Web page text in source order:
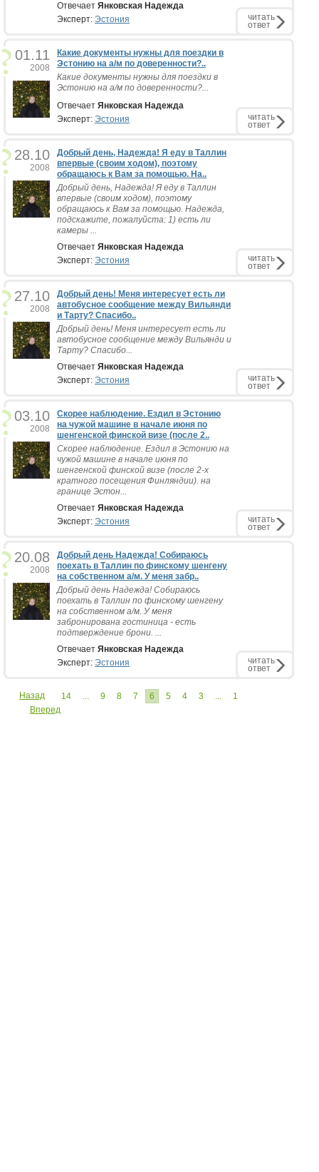
Отвечает Янковская Надежда
Эксперт: Эстония читать
ответ
01.11
2008
Какие документы нужны для поездки в
Эстонию на а/м по доверенности?..
Какие документы нужны для поездки в
Эстонию на а/м по доверенности?...
Отвечает Янковская Надежда
Эксперт: Эстония читать
ответ
28.10
2008
Добрый день, Надежда! Я еду в Таллин
впервые (своим ходом), поэтому
обращаюсь к Вам за помощью. На..
Добрый день, Надежда! Я еду в Таллин
впервые (своим ходом), поэтому
обращаюсь к Вам за помощью. Надежда,
подскажите, пожалуйста: 1) есть ли
камеры ...
Отвечает Янковская Надежда
Эксперт: Эстония читать
ответ
27.10
2008
Добрый день! Меня интересует есть ли
автобусное сообщение между Вильянди
и Тарту? Спасибо..
Добрый день! Меня интересует есть ли
автобусное сообщение между Вильянди и
Тарту? Спасибо...
Отвечает Янковская Надежда
Эксперт: Эстония читать
ответ
03.10
2008
Cкорее наблюдение. Ездил в Эстонию
на чужой машине в начале июня по
шенгенской финской визе (после 2..
Cкорее наблюдение. Ездил в Эстонию на
чужой машине в начале июня по
шенгенской финской визе (после 2-х
кратного посещения Финляндии). на
границе Эстон...
Отвечает Янковская Надежда
Эксперт: Эстония читать
ответ
20.08
2008
Добрый день Надежда! Собираюсь
поехать в Таллин по финскому шенгену
на собственном а/м. У меня забр..
Добрый день Надежда! Собираюсь
поехать в Таллин по финскому шенгену
на собственном а/м. У меня
забронирована гостиница - есть
подтверждение брони. ...
Отвечает Янковская Надежда
Эксперт: Эстония читать
ответ
Назад 14 ... 9 8 7 6 5 4 3 ...
1
Вперед